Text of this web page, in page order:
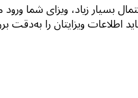
اقامت 30 روزه) خواهد بود. در کلیه موارد،